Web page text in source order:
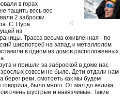
д
м
і
и
т
и
0
в горах
тащить весь вес
2 заброски.
С. Нура
из
Трасса весьма оживленная - по
ширпотреб на запад и металлолом
в одном из домов расположенных
и пришли за заброской в доме нас
совсем не было. Дети отдали нам
берег реки, смотреть как мы будем
говорила, было много. От мал до велика.
очень шустрые и навязчивые. Такие